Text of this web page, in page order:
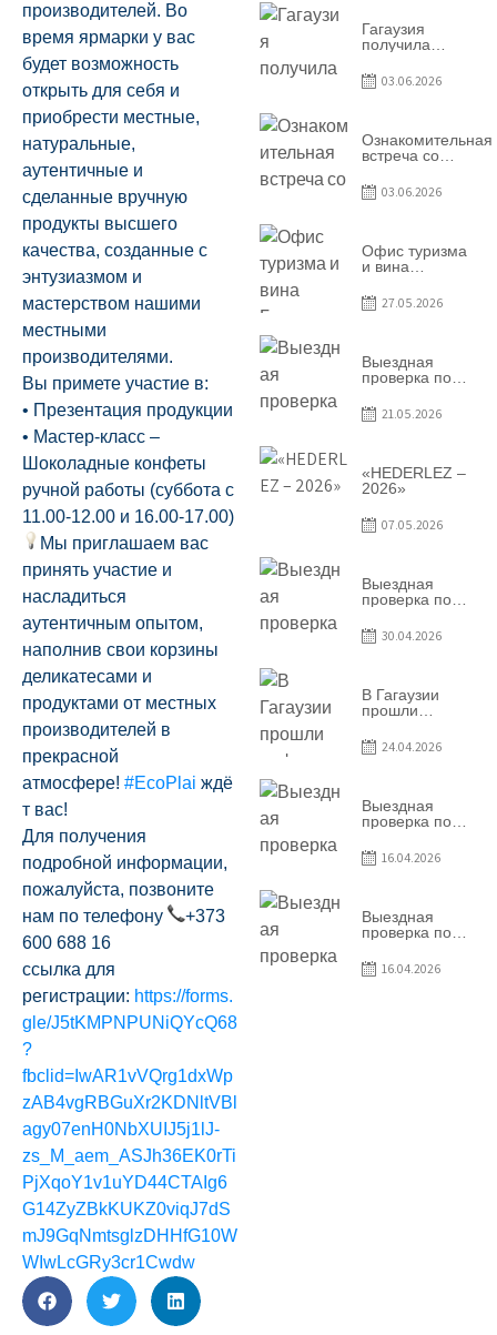
производителей. Во
время ярмарки у вас
будет возможность
открыть для себя и
приобрести местные,
натуральные,
аутентичные и
сделанные вручную
продукты высшего
качества, созданные с
энтузиазмом и
мастерством нашими
местными
производителями.
Вы примете участие в:
• Презентация продукции
• Мастер-класс –
Шоколадные конфеты
ручной работы (суббота с
11.00-12.00 и 16.00-17.00)
Мы приглашаем вас
принять участие и
насладиться
аутентичным опытом,
наполнив свои корзины
деликатесами и
продуктами от местных
производителей в
прекрасной
атмосфере! #EcoPlai ждё
т вас!
Для получения
подробной информации,
пожалуйста, позвоните
нам по телефону
+373
600 688 16
ссылка для
регистрации: https://forms.
gle/J5tKMPNPUNiQYcQ68
?
fbclid=IwAR1vVQrg1dxWp
zAB4vgRBGuXr2KDNltVBl
agy07enH0NbXUIJ5j1lJ-
zs_M_aem_ASJh36EK0rTi
PjXqoY1v1uYD44CTAIg6
G14ZyZBkKUKZ0viqJ7dS
mJ9GqNmtsglzDHHfG10W
WIwLcGRy3cr1Cwdw
Республики
Молдова
Гагаузия
получила
признание в
рамках проекта
03.06.2026
Ознакомительная
встреча со
специальности
«Агент по
03.06.2026
Офис туризма
и вина
участник
Национальной
туризма
27.05.2026
Выездная
проверка по
соблюдения
условий
грантов
предприятия
Baurlukhouse
21.05.2026
«HEDERLEZ –
2026»
07.05.2026
Выездная
проверка по
соблюдения
условий
грантов
предприятия
SRL Grand Nic
Oil Company
30.04.2026
В Гагаузии
прошли
сессии по
грантовой
24.04.2026
Выездная
проверка по
соблюдения
условий
грантов
предприятия
SRL Patiseria
Familiei
16.04.2026
Выездная
проверка по
соблюдения
условий
16.04.2026